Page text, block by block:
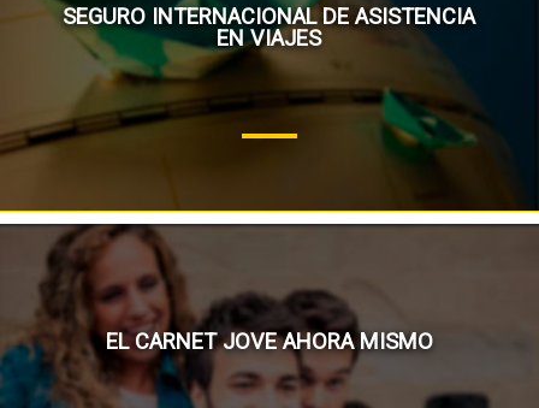
SEGURO INTERNACIONAL DE ASISTENCIA
EN VIAJES
EL CARNET JOVE AHORA MISMO